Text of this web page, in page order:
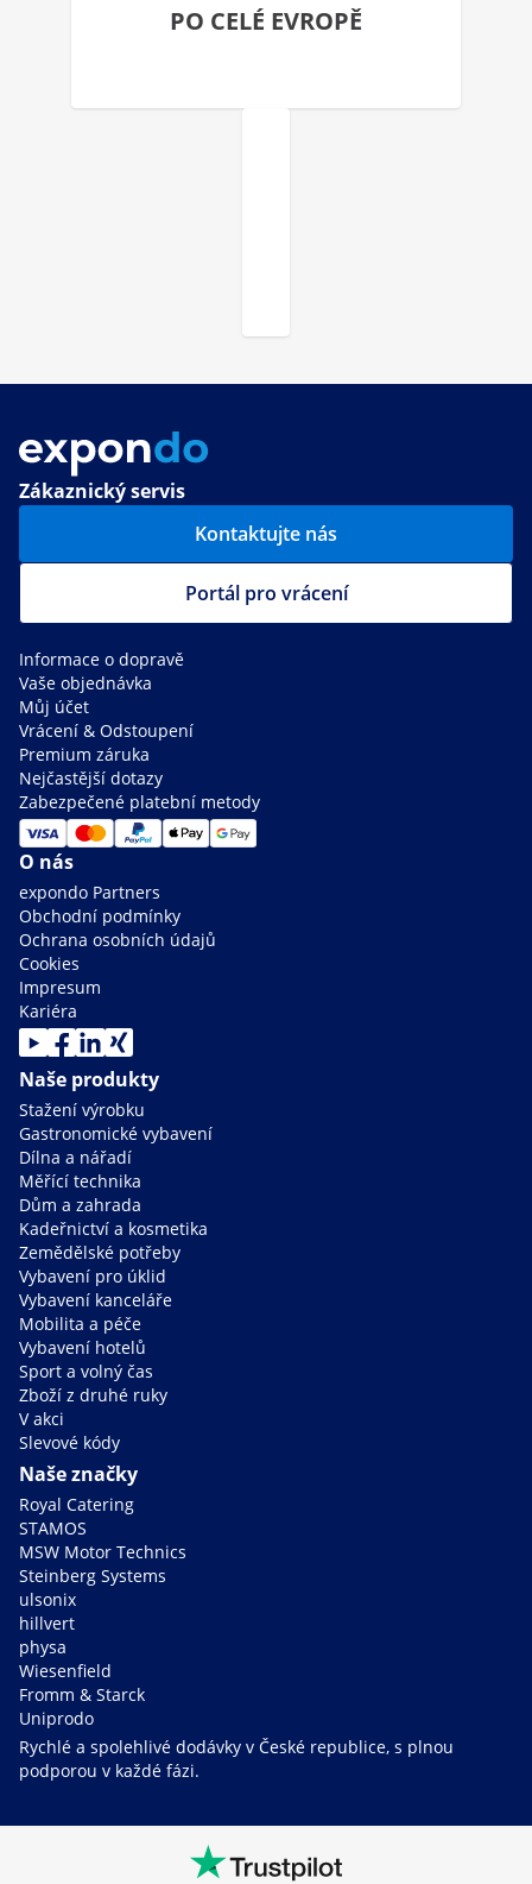
PO CELÉ EVROPĚ
Zákaznický servis
Kontaktujte nás
Portál pro vrácení
Informace o dopravě
Vaše objednávka
Můj účet
Vrácení & Odstoupení
Premium záruka
Nejčastější dotazy
Zabezpečené platební metody
O nás
expondo Partners
Obchodní podmínky
Ochrana osobních údajů
Cookies
Impresum
Kariéra
Naše produkty
Stažení výrobku
Gastronomické vybavení
Dílna a nářadí
Měřící technika
Dům a zahrada
Kadeřnictví a kosmetika
Zemědělské potřeby
Vybavení pro úklid
Vybavení kanceláře
Mobilita a péče
Vybavení hotelů
Sport a volný čas
Zboží z druhé ruky
V akci
Slevové kódy
Naše značky
Royal Catering
STAMOS
MSW Motor Technics
Steinberg Systems
ulsonix
hillvert
physa
Wiesenfield
Fromm & Starck
Uniprodo
Rychlé a spolehlivé dodávky v České republice, s plnou
podporou v každé fázi.